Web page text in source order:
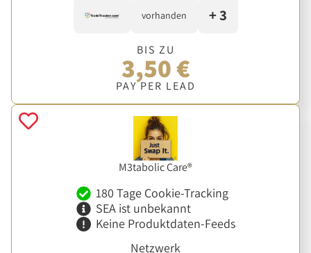
vorhanden + 3
BIS ZU
3,50 €
PAY PER LEAD
M3tabolic Care®
180 Tage Cookie-Tracking
SEA ist unbekannt
Keine Produktdaten-Feeds
Netzwerk